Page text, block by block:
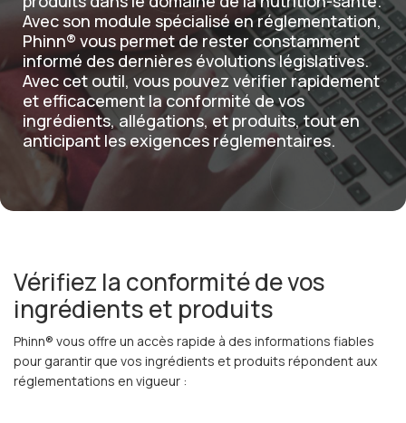
Avec son module spécialisé en réglementation,
Phinn® vous permet de rester constamment
informé des dernières évolutions législatives.
Avec cet outil, vous pouvez vérifier rapidement
et efficacement la conformité de vos
ingrédients, allégations, et produits, tout en
anticipant les exigences réglementaires.
Vérifiez la conformité de vos
ingrédients et produits
Phinn® vous offre un accès rapide à des informations fiables
pour garantir que vos ingrédients et produits répondent aux
réglementations en vigueur :